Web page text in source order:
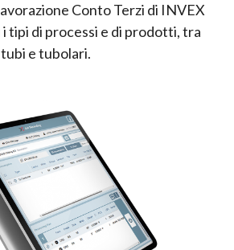
Conto Terzi di INVEX
tipi di processi e di prodotti, tra
e tubolari.